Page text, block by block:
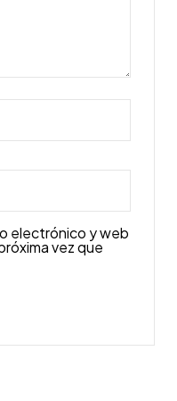
electrónico y web
vez que